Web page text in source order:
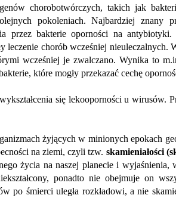
chorobotwórczych, takich jak
pokoleniach. Najbardziej znany
przez bakterie oporności na
chorób wcześniej nieuleczalnych.
wcześniej je zwalczano. Wynika to
które mogły przekazać cechę
się lekooporności u wirusów.
żyjących w minionych epokach
na ziemi, czyli tzw. skamieniałości
życia na naszej planecie i wyjaśnienia,
ponadto nie obejmuje on
po śmierci uległa rozkładowi, a nie